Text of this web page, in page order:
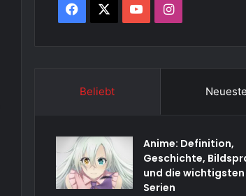
Facebook YouTubeInstagram
Beliebt Neueste
Anime: Definition,
Geschichte,
und die wichtigsten
Serien